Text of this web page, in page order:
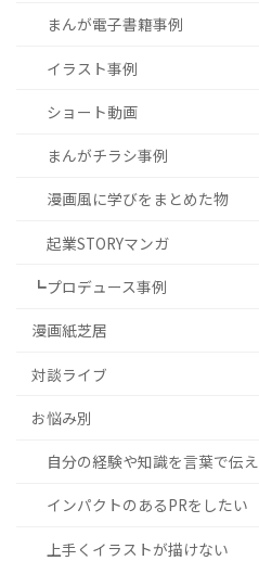
まんが電子書籍事例
イラスト事例
ショート動画
まんがチラシ事例
漫画風に学びをまとめた物
起業STORYマンガ
┗プロデュース事例
漫画紙芝居
対談ライブ
お悩み別
自分の経験や知識を言葉で伝
インパクトのあるPRをしたい
上手くイラストが描けない